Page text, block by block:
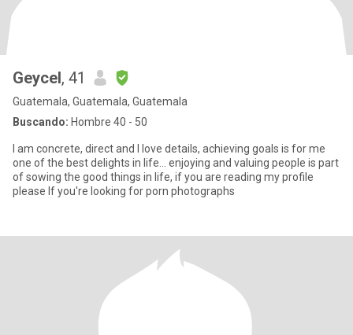
Geycel, 41
Guatemala, Guatemala, Guatemala
Buscando: Hombre 40 - 50
I am concrete, direct and I love details, achieving goals is for me
one of the best delights in life... enjoying and valuing people is part
of sowing the good things in life, if you are reading my profile
please If you're looking for porn photographs